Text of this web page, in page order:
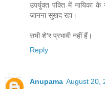
उपर्युक्त पंक्ति में नायिका
जानना सुखद रहा।
सभी शे'र प्रभावी नहीं हैं।
Reply
Anupama August 20,